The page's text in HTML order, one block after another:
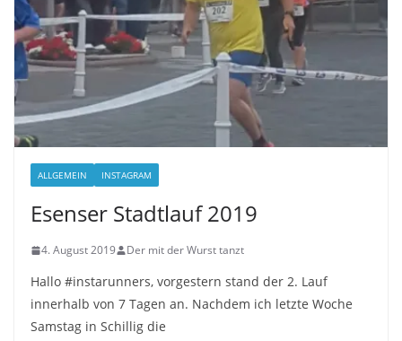
ALLGEMEIN INSTAGRAM
Esenser Stadtlauf 2019
4. August 2019 Der mit der Wurst tanzt
Hallo #instarunners, vorgestern stand der 2. Lauf
innerhalb von 7 Tagen an. Nachdem ich letzte Woche
Samstag in Schillig die